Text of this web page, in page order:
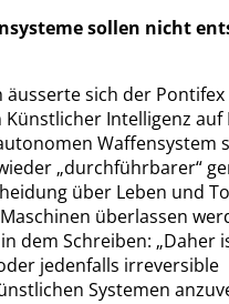
sollen nicht
äusserte sich der
Intelligenz auf
Waffensystem
„durchführbarer“
über Leben und
überlassen
dem Schreiben: „Daher
jedenfalls irreversible
Systemen